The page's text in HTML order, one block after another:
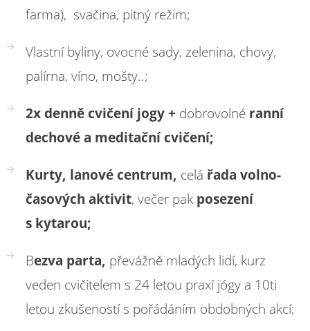
farma), svačina, pitný režim;
Vlastní byliny, ovocné sady, zelenina, chovy,
palírna, víno, mošty..;
2x denně cvičení jogy + dobrovolnéranní
dechové a meditační cvičení;
Kurty, lanové centrum, celá řada volno-
časových aktivit, večer pak posezení
s kytarou;
Bezva parta, převážně mladých lidí, kurz
veden cvičitelem s 24 letou praxí jógy a 10ti
letou zkušeností s pořádáním obdobných akcí;